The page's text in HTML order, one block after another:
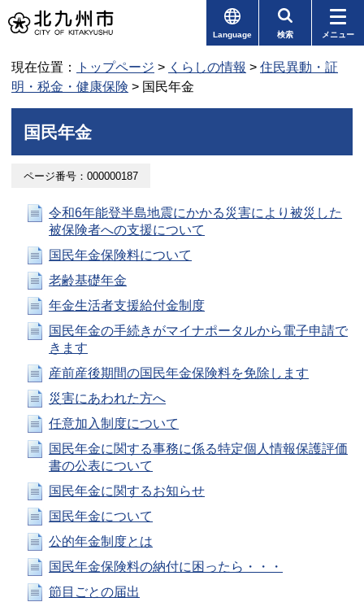
Language 検索 メニュー
現在位置： トップページ > くらしの情報 > 住民異動・証
明・税金・健康保険 > 国民年金
国民年金
ページ番号：000000187
令和6年能登半島地震にかかる災害により被災した
被保険者への支援について
国民年金保険料について
老齢基礎年金
年金生活者支援給付金制度
国民年金の手続きがマイナポータルから電子申請で
きます
産前産後期間の国民年金保険料を免除します
災害にあわれた方へ
任意加入制度について
国民年金に関する事務に係る特定個人情報保護評価
書の公表について
国民年金に関するお知らせ
国民年金について
公的年金制度とは
国民年金保険料の納付に困ったら・・・
節目ごとの届出